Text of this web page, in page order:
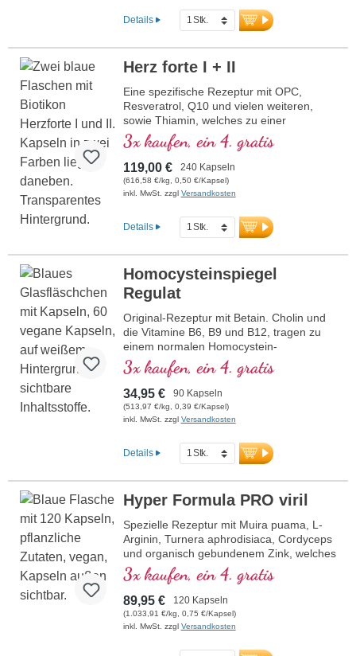
23 Jahren aus eigener Produktion in
Deutschland von traditionsreichem
Ärtzeteam mit hoher Pflanzenstoff-,
Makro- und Mikronähstoffexpertise unter
der Leitung von Dr. med. Alexander
Michalzik.
Details
Herz forte I + II
Eine spezifische Rezeptur mit OPC,
Resveratrol, Q10 und vielen weiteren,
sowie Thiamin, welches zu einer
normalen Herzfunktion beiträgt. (Rezeptur
1 und Rezeptur 2)
3x kaufen, ein 4. gratis
119,00 € 240 Kapseln
(616,58 €/kg, 0,50 €/Kapsel)
inkl. MwSt. zzgl Versandkosten
Details
Homocysteinspiegel
Regulat
Original-Rezeptur mit Betain. Cholin und
die Vitamine B6, B9 und B12, tragen zu
einem normalen Homocystein-
Stoffwechsel bei. Betain muss mit mind.
1,5 g enthalten sein, um eine Wirkung auf
den Homocysteinspiegel zu haben. B-
Vitamine in bioaktiver Form.
3x kaufen, ein 4. gratis
34,95 € 90 Kapseln
(513,97 €/kg, 0,39 €/Kapsel)
inkl. MwSt. zzgl Versandkosten
Details
Hyper Formula PRO viril
Spezielle Rezeptur mit Muira puama, L-
Arginin, Turnera aphrodisiaca, Cordyceps
und organisch gebundenem Zink, welches
zum Erhalt einer normalen
Zeugungsfähigkeit und zu einem
normalen Testosteronspiegel im Blut
beiträgt.
3x kaufen, ein 4. gratis
89,95 € 120 Kapseln
(1.033,91 €/kg, 0,75 €/Kapsel)
inkl. MwSt. zzgl Versandkosten